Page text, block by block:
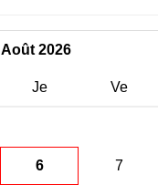
Août 2026
Je Ve
6 7